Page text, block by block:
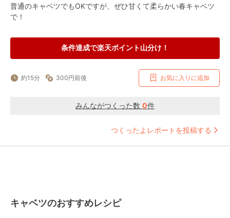
普通のキャベツでもOKですが、ぜひ甘くて柔らかい春キャベツ
で！
条件達成で楽天ポイント山分け！
約15分 300円前後 お気に入りに追加
みんながつくった数 0件
つくったよレポートを投稿する
キャベツのおすすめレシピ